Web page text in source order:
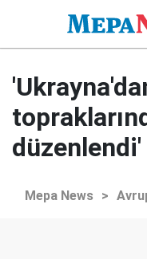
düzenlendi'
Mepa News >